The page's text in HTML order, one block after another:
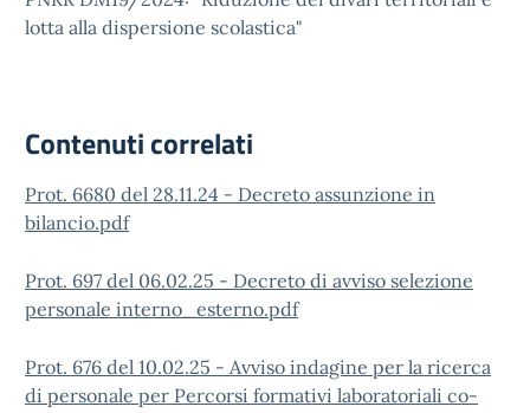
lotta alla dispersione scolastica"
Contenuti correlati
Prot. 6680 del 28.11.24 - Decreto assunzione in
bilancio.pdf
Prot. 697 del 06.02.25 - Decreto di avviso selezione
personale interno_esterno.pdf
Prot. 676 del 10.02.25 - Avviso indagine per la ricerca
di personale per Percorsi formativi laboratoriali co-